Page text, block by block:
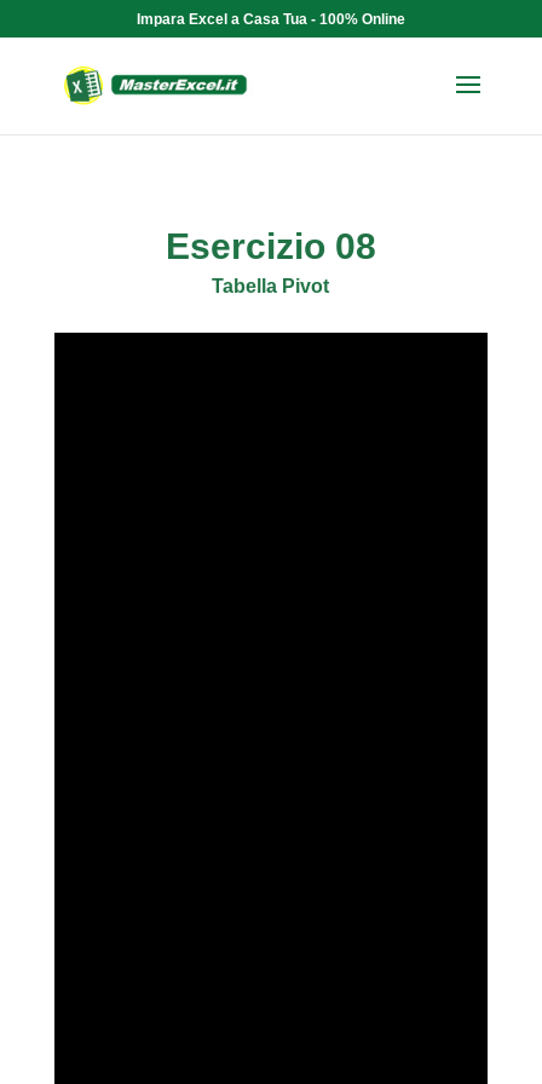
Impara Excel a Casa Tua - 100% Online
Esercizio 08
Tabella Pivot